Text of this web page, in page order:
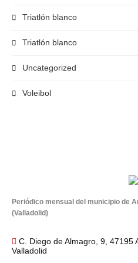
Triatlón blanco
Triatlón blanco
Uncategorized
Voleibol
Periódico mensual del municipio de
(Valladolid)
C. Diego de Almagro, 9, 47195
Valladolid